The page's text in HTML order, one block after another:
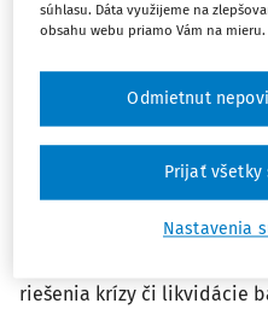
Použitie zdrojov
kontexte revízie
manažmentu a
Autor stručne vysvetľuje
rámca krízového
problematiku riešiteľnosti
riešenia krízy či likvidácie
súhlasu. Dáta využijeme na
obsahu webu priamo Vám na mieru.
Nastavenia
Odmietnut
Prijať všetky